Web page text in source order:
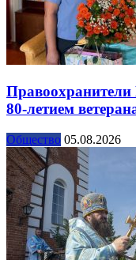
80-летием
Общество 05.08.2026